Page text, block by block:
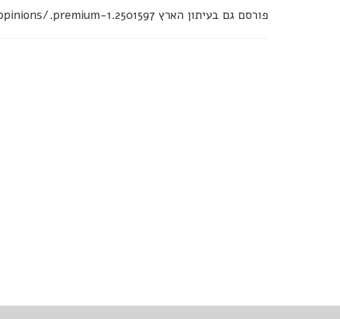
פורסם גם בעיתון הארץ http://www.haaretz.co.il/opinions/.premium-1.2501597